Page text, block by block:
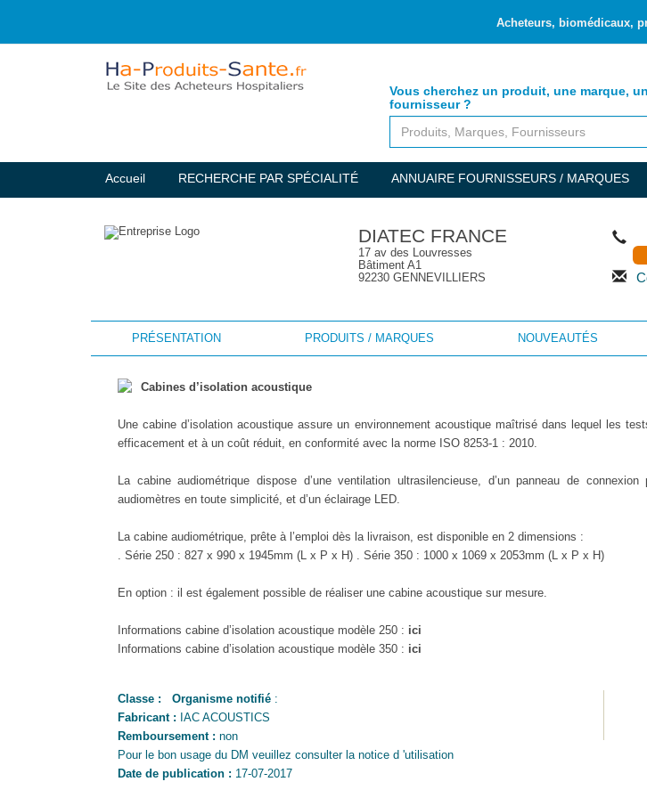
Acheteurs, biomédicaux,
Vous cherchez un produit, une marque,
fournisseur ?
Accueil RECHERCHE PAR SPÉCIALITÉ ANNUAIRE FOURNISSEURS / MARQUES
DIATEC FRANCE
17 av des Louvresses
Bâtiment A1
92230 GENNEVILLIERS
PRÉSENTATION PRODUITS / MARQUES NOUVEAUTÉS
Cabines d’isolation acoustique
Une cabine d’isolation acoustique assure un environnement acoustique maîtrisé dans lequel les
efficacement et à un coût réduit, en conformité avec la norme ISO 8253-1 : 2010.
La cabine audiométrique dispose d’une ventilation ultrasilencieuse, d’un panneau de
audiomètres en toute simplicité, et d’un éclairage LED.
La cabine audiométrique, prête à l’emploi dès la livraison, est disponible en 2 dimensions :
. Série 250 : 827 x 990 x 1945mm (L x P x H) . Série 350 : 1000 x 1069 x 2053mm (L x P x H)
En option : il est également possible de réaliser une cabine acoustique sur mesure.
Informations cabine d’isolation acoustique modèle 250 : ici
Informations cabine d’isolation acoustique modèle 350 : ici
Classe : Organisme notifié :
Fabricant : IAC ACOUSTICS
Remboursement : non
Pour le bon usage du DM veuillez consulter la notice d 'utilisation
Date de publication : 17-07-2017